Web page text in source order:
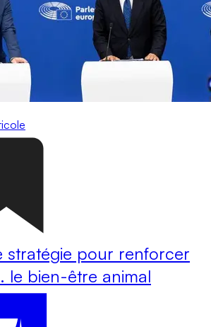
stratégie pour renforcer
le bien-être animal